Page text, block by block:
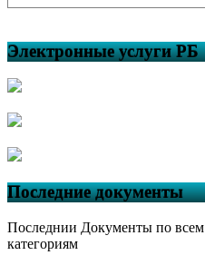
Электронные услуги РБ
Последние документы
Последнии Документы по всем
категориям